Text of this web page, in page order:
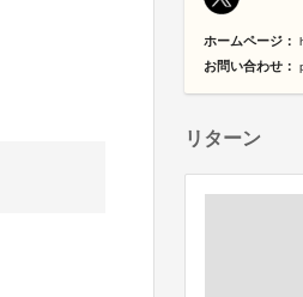
ホームページ：
お問い合わせ：
リターン